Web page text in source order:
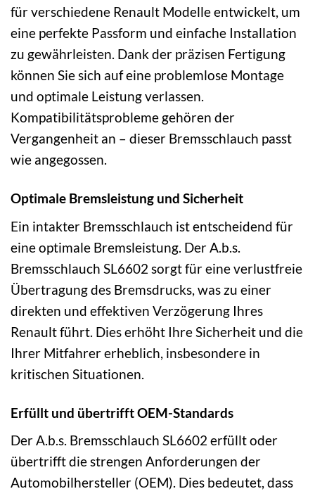
für verschiedene Renault Modelle entwickelt, um
eine perfekte Passform und einfache Installation
zu gewährleisten. Dank der präzisen Fertigung
können Sie sich auf eine problemlose Montage
und optimale Leistung verlassen.
Kompatibilitätsprobleme gehören der
Vergangenheit an – dieser Bremsschlauch passt
wie angegossen.
Optimale Bremsleistung und Sicherheit
Ein intakter Bremsschlauch ist entscheidend für
eine optimale Bremsleistung. Der A.b.s.
Bremsschlauch SL6602 sorgt für eine verlustfreie
Übertragung des Bremsdrucks, was zu einer
direkten und effektiven Verzögerung Ihres
Renault führt. Dies erhöht Ihre Sicherheit und die
Ihrer Mitfahrer erheblich, insbesondere in
kritischen Situationen.
Erfüllt und übertrifft OEM-Standards
Der A.b.s. Bremsschlauch SL6602 erfüllt oder
übertrifft die strengen Anforderungen der
Automobilhersteller (OEM). Dies bedeutet, dass